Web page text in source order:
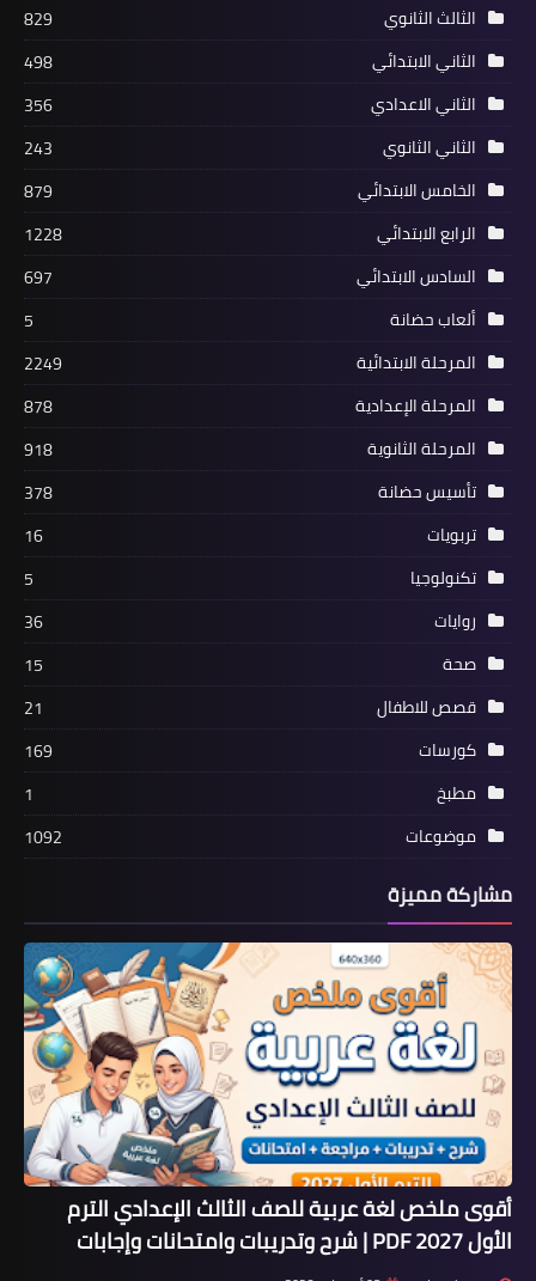
الثالث الثانوي
829
الثاني الابتدائي
498
الثاني الاعدادي
356
الثاني الثانوي
243
الخامس الابتدائي
879
الرابع الابتدائي
1228
السادس الابتدائي
697
ألعاب حضانة
5
المرحلة الابتدائية
2249
المرحلة الإعدادية
878
المرحلة الثانوية
918
تأسيس حضانة
378
تربويات
16
تكنولوجيا
5
روايات
36
صحة
15
قصص للاطفال
21
كورسات
169
مطبخ
1
موضوعات
1092
مشاركة مميزة
أقوى ملخص لغة عربية للصف الثالث الإعدادي الترم
الأول 2027 PDF | شرح وتدريبات وامتحانات وإجابات